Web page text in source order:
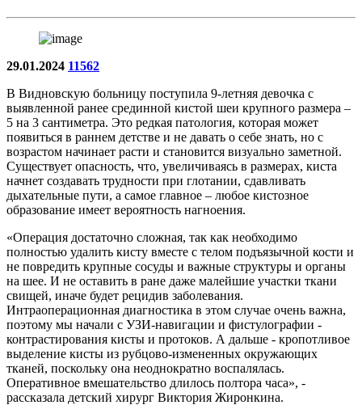
29.01.2024 11562
В Видновскую больницу поступила 9-летняя девочка с
выявленной ранее срединной кистой шеи крупного размера –
5 на 3 сантиметра. Это редкая патология, которая может
появиться в раннем детстве и не давать о себе знать, но с
возрастом начинает расти и становится визуально заметной.
Существует опасность, что, увеличиваясь в размерах, киста
начнет создавать трудности при глотании, сдавливать
дыхательные пути, а самое главное – любое кистозное
образование имеет вероятность нагноения.
«Операция достаточно сложная, так как необходимо
полностью удалить кисту вместе с телом подъязычной кости и
не повредить крупные сосуды и важные структуры и органы
на шее. И не оставить в ране даже малейшие участки ткани
свищей, иначе будет рецидив заболевания.
Интраоперационная диагностика в этом случае очень важна,
поэтому мы начали с УЗИ-навигации и фистулографии -
контрастирования кисты и протоков. А дальше - кропотливое
выделение кисты из рубцово-измененных окружающих
тканей, поскольку она неоднократно воспалялась.
Оперативное вмешательство длилось полтора часа», -
рассказала детский хирург Виктория Жиронкина.